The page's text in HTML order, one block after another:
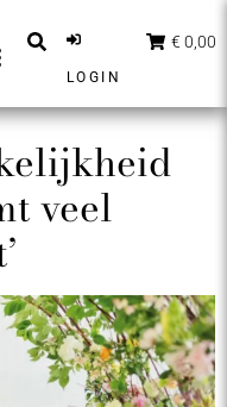
BERICHTEN
INSPIRATIE
SHOP
NEDERLANDS
ABONNEER
LOGIN
€ 0,00
veel